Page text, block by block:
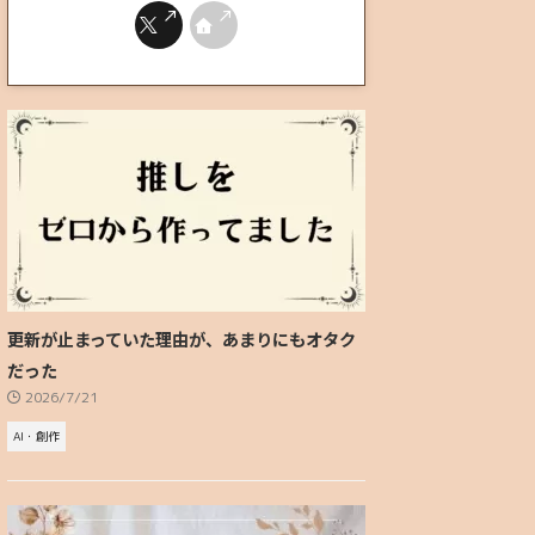
更新が止まっていた理由が、あまりにもオタク
だった
2026/7/21
AI・創作